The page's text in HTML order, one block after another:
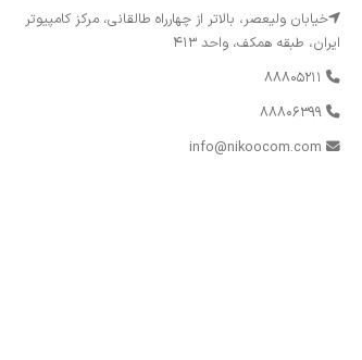
خیابان ولیعصر، بالاتر از چهارراه طالقانی، مرکز کامپیوتر
ایران، طبقه همکف، واحد 413
88805211
88806399
info@nikoocom.com